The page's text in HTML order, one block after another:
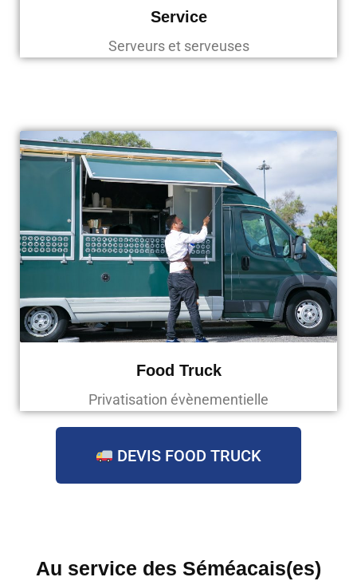
Service
Serveurs et serveuses
Food Truck
Privatisation évènementielle
DEVIS FOOD TRUCK
Au service des Séméacais(es)